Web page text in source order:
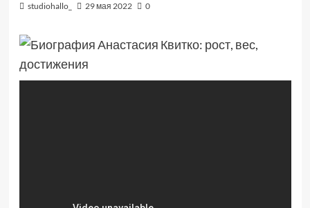
studiohallo_ 29 мая 2022 0